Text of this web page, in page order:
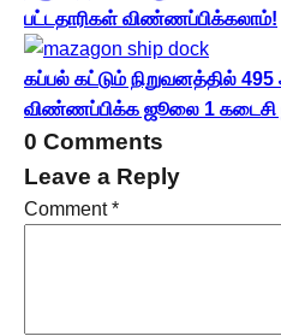
பட்டதாரிகள் விண்ணப்பிக்கலாம்!
கப்பல் கட்டும் நிறுவனத்தில்
விண்ணப்பிக்க ஜூலை 1 கடைசி
0 Comments
Leave a Reply
Comment*